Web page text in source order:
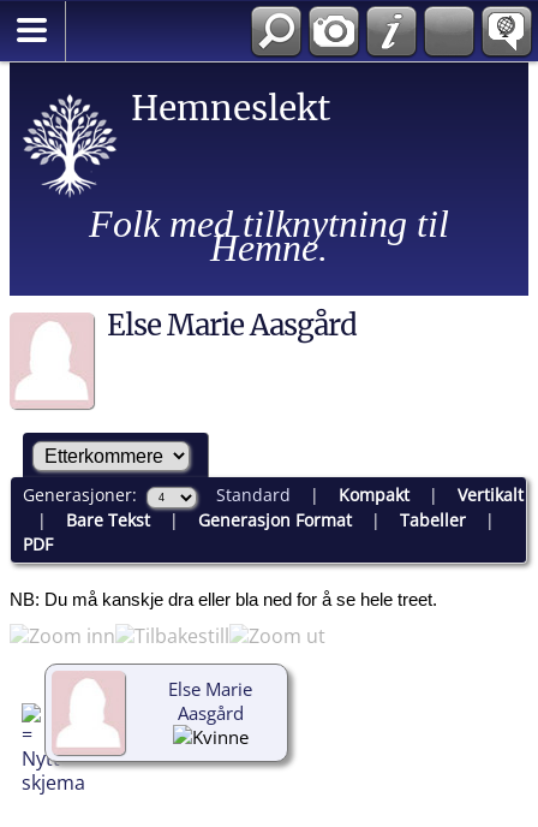
Hemneslekt
Folk med tilknytning til
Hemne.
Else Marie Aasgård
Generasjoner: Standard | Kompakt| Vertikalt
| Bare Tekst| Generasjon Format| Tabeller|
PDF
NB: Du må kanskje dra eller bla ned for å se hele treet.
Else Marie
Aasgård